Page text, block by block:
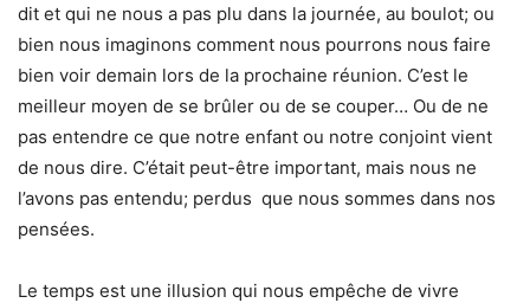
dit et qui ne nous a pas plu dans la journée, au boulot; ou
bien nous imaginons comment nous pourrons nous faire
bien voir demain lors de la prochaine réunion. C’est le
meilleur moyen de se brûler ou de se couper… Ou de ne
pas entendre ce que notre enfant ou notre conjoint vient
de nous dire. C’était peut-être important, mais nous ne
l’avons pas entendu; perdus que nous sommes dans nos
pensées.
Le temps est une illusion qui nous empêche de vivre